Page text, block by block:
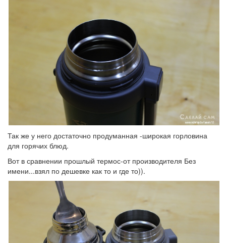
Так же у него достаточно продуманная -широкая горловина
для горячих блюд.
Вот в сравнении прошлый термос-от производителя Без
имени...взял по дешевке как то и где то)).